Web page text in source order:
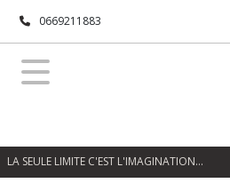
0669211883
LA SEULE LIMITE C'EST L'IMAGINATION…